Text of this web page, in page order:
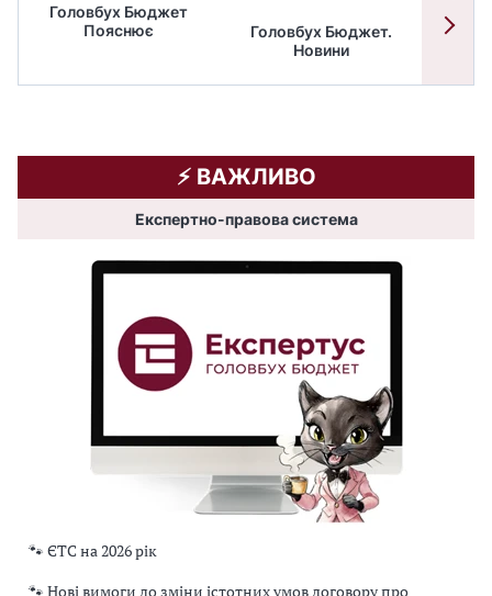
Головбух Бюджет
Пояснює
Головбух Бюджет.
Новини
⚡️ ВАЖЛИВО
Експертно-правова система
🐾 ЄТС на 2026 рік
🐾 Нові вимоги до зміни істотних умов договору про